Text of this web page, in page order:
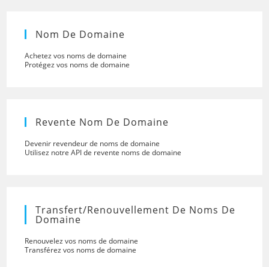
Nom De Domaine
Achetez vos noms de domaine
Protégez vos noms de domaine
Revente Nom De Domaine
Devenir revendeur de noms de domaine
Utilisez notre API de revente noms de domaine
Transfert/renouvellement De Noms De
Domaine
Renouvelez vos noms de domaine
Transférez vos noms de domaine